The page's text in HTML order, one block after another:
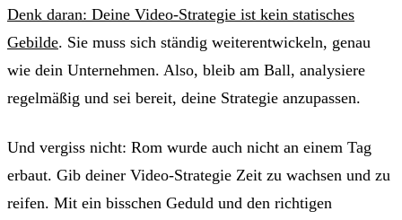
Denk daran: Deine Video-Strategie ist kein statisches
Gebilde. Sie muss sich ständig weiterentwickeln, genau
wie dein Unternehmen. Also, bleib am Ball, analysiere
regelmäßig und sei bereit, deine Strategie anzupassen.
Und vergiss nicht: Rom wurde auch nicht an einem Tag
erbaut. Gib deiner Video-Strategie Zeit zu wachsen und zu
reifen. Mit ein bisschen Geduld und den richtigen